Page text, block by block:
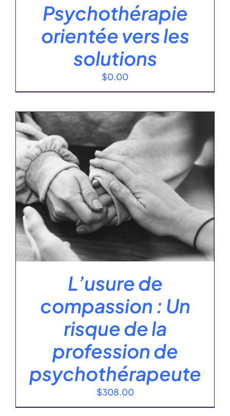
Psychothérapie
orientée vers les
solutions
$0.00
L’usure de
compassion : Un
risque de la
profession de
psychothérapeute
$308.00